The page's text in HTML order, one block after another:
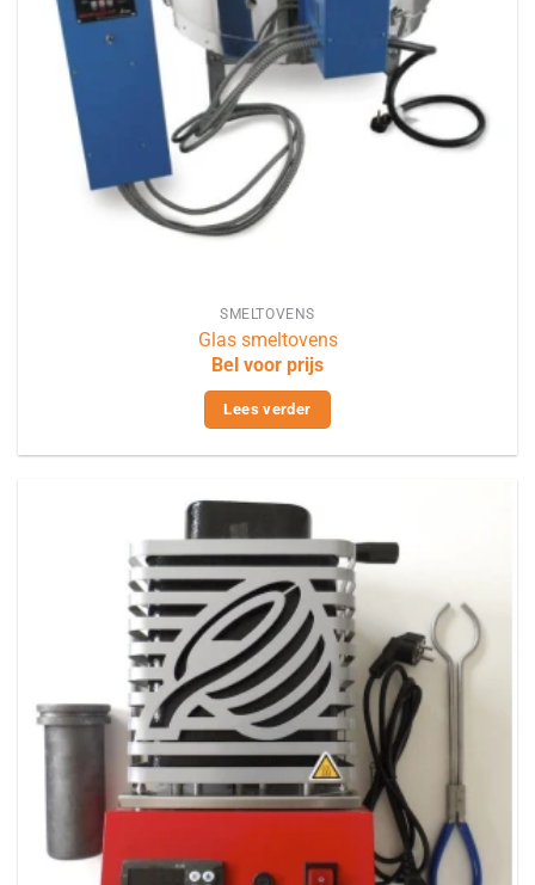
SMELTOVENS
Glas smeltovens
Bel voor prijs
Lees verder